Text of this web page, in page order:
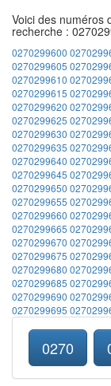
Voici des numéros
recherche :
0270299600
0270299605
0270299610
0270299615
0270299620
0270299625
0270299630
0270299635
0270299640
0270299645
0270299650
0270299655
0270299660
0270299665
0270299670
0270299675
0270299680
0270299685
0270299690
0270299695
0270